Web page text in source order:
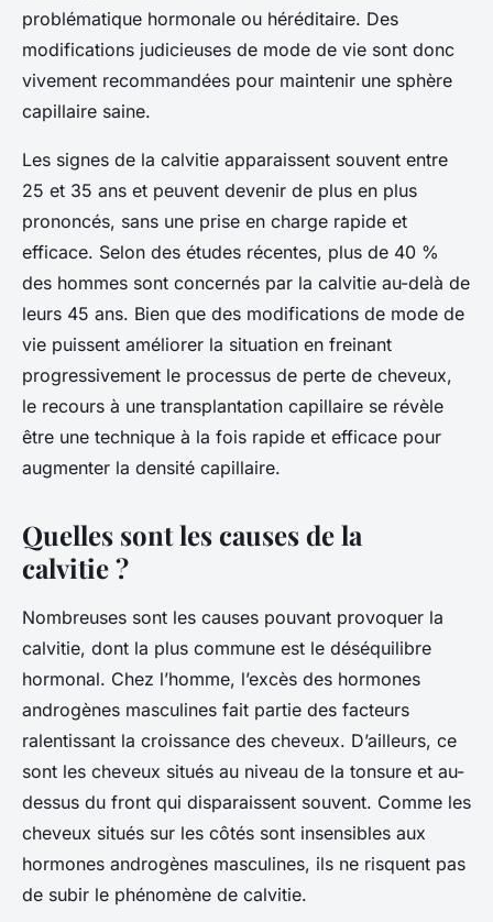
problématique hormonale ou héréditaire. Des
modifications judicieuses de mode de vie sont donc
vivement recommandées pour maintenir une sphère
capillaire saine.
Les signes de la calvitie apparaissent souvent entre
25 et 35 ans et peuvent devenir de plus en plus
prononcés, sans une prise en charge rapide et
efficace. Selon des études récentes, plus de 40 %
des hommes sont concernés par la calvitie au-delà de
leurs 45 ans. Bien que des modifications de mode de
vie puissent améliorer la situation en freinant
progressivement le processus de perte de cheveux,
le recours à une transplantation capillaire se révèle
être une technique à la fois rapide et efficace pour
augmenter la densité capillaire.
Quelles sont les causes de la
calvitie ?
Nombreuses sont les causes pouvant provoquer la
calvitie, dont la plus commune est le déséquilibre
hormonal. Chez l’homme, l’excès des hormones
androgènes masculines fait partie des facteurs
ralentissant la croissance des cheveux. D’ailleurs, ce
sont les cheveux situés au niveau de la tonsure et au-
dessus du front qui disparaissent souvent. Comme les
cheveux situés sur les côtés sont insensibles aux
hormones androgènes masculines, ils ne risquent pas
de subir le phénomène de calvitie.